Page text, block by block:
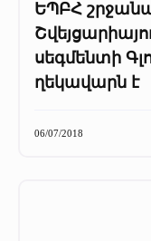
ԵՊԲՀ
սեգմենտի
ղեկավարն է
06/07/2018